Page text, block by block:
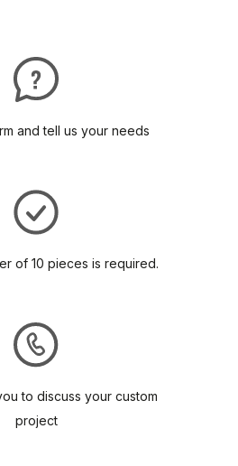
and tell us your needs
of 10 pieces is required.
to discuss your custom
project